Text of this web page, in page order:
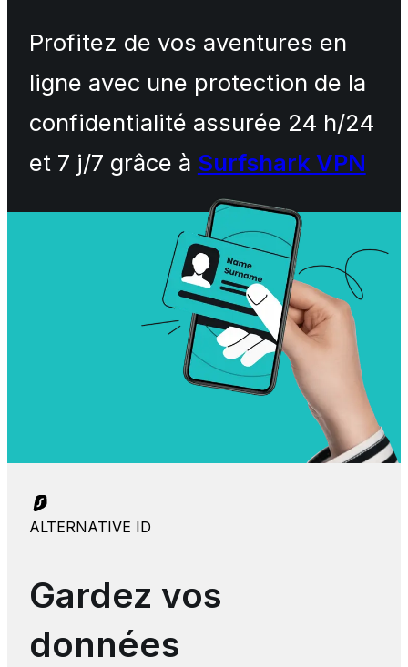
Profitez de vos aventures en
ligne avec une protection de la
confidentialité assurée 24 h/24
et 7 j/7 grâce à Surfshark VPN
ALTERNATIVE ID
Gardez vos
données